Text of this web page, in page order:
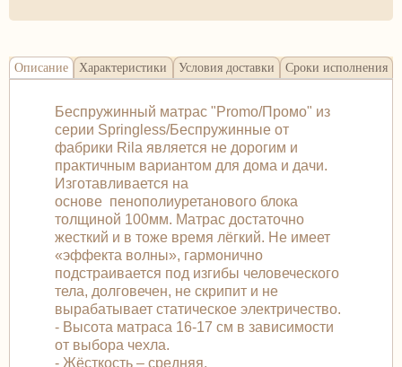
Описание Характеристики Условия доставки Сроки исполнения
Беспружинный матрас "Promo/Промо" из
серии Springless/Беспружинные от
фабрики Rila является не дорогим и
практичным вариантом для дома и дачи.
Изготавливается на
основе пенополиуретанового блока
толщиной 100мм. Матрас достаточно
жесткий и в тоже время лёгкий. Не имеет
«эффекта волны», гармонично
подстраивается под изгибы человеческого
тела, долговечен, не скрипит и не
вырабатывает статическое электричество.
- Высота матраса 16-17 см в зависимости
от выбора чехла.
- Жёсткость – средняя.